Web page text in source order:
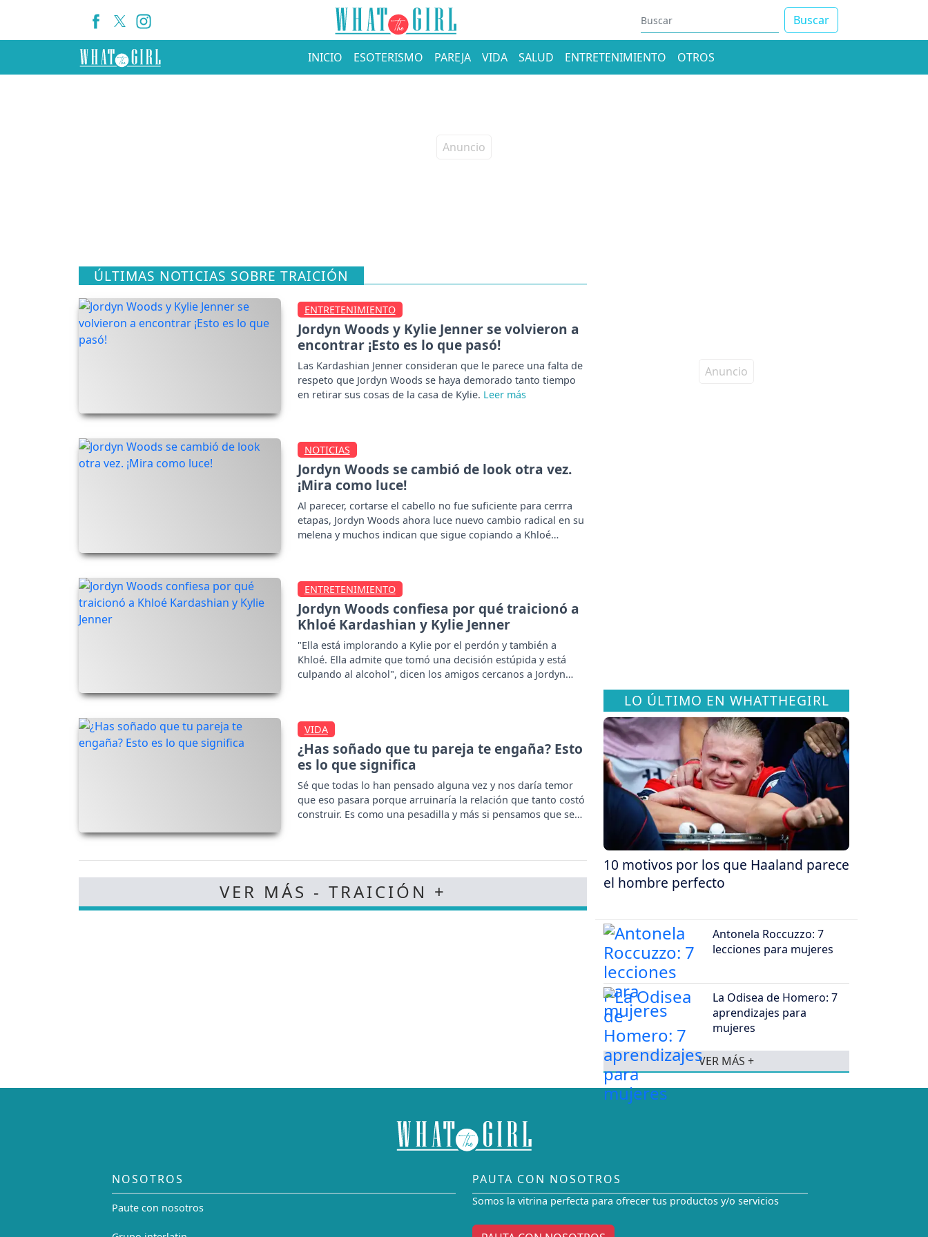
Buscar
INICIO ESOTERISMO PAREJA VIDA SALUD ENTRETENIMIENTO OTROS
ÚLTIMAS NOTICIAS SOBRE TRAICIÓN
ENTRETENIMIENTO
Jordyn Woods y Kylie Jenner se volvieron a
encontrar ¡Esto es lo que pasó!
Las Kardashian Jenner consideran que le parece una falta de
respeto que Jordyn Woods se haya demorado tanto tiempo
en retirar sus cosas de la casa de Kylie.
NOTICIAS
Jordyn Woods se cambió de look otra vez.
¡Mira como luce!
Al parecer, cortarse el cabello no fue suficiente para cerrra
etapas, Jordyn Woods ahora luce nuevo cambio radical en su
melena y muchos indican que sigue copiando a Khloé
ENTRETENIMIENTO
Jordyn Woods confiesa por qué traicionó a
Khloé Kardashian y Kylie Jenner
"Ella está implorando a Kylie por el perdón y también a
Khloé. Ella admite que tomó una decisión estúpida y está
culpando al alcohol", dicen los amigos cercanos a Jordyn
VIDA
¿Has soñado que tu pareja te engaña? Esto
es lo que significa
Sé que todas lo han pensado alguna vez y nos daría temor
que eso pasara porque arruinaría la relación que tanto costó
construir. Es como una pesadilla y más si pensamos que se
VER MÁS - TRAICIÓN +
LO ÚLTIMO EN WHATTHEGIRL
10 motivos por los que Haaland parece
el hombre perfecto
Antonela Roccuzzo: 7
lecciones para mujeres
La Odisea de Homero: 7
aprendizajes para
mujeres
VER MÁS +
NOSOTROS
Paute con nosotros
PAUTA CON NOSOTROS
Somos la vitrina perfecta para ofrecer tus productos y/o servicios